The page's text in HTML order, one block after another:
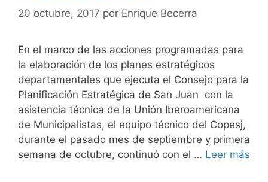
20 octubre, 2017 por Enrique Becerra
En el marco de las acciones programadas para
la elaboración de los planes estratégicos
departamentales que ejecuta el Consejo para la
Planificación Estratégica de San Juan con la
asistencia técnica de la Unión Iberoamericana
de Municipalistas, el equipo técnico del Copesj,
durante el pasado mes de septiembre y primera
semana de octubre, continuó con el … Leer más